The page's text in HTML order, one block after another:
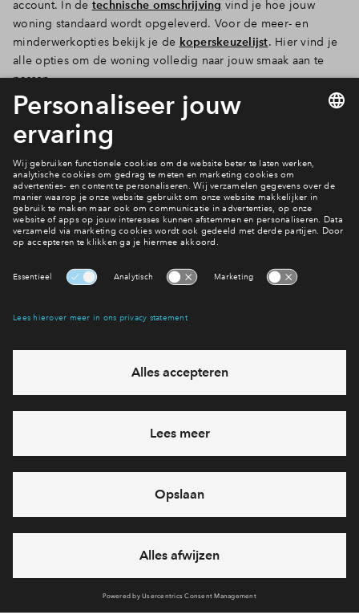
account. In de technische omschrijving vind je hoe jouw
woning standaard wordt opgeleverd. Voor de meer- en
minderwerkopties bekijk je de koperskeuzelijst. Hier vind je
alle opties om de woning volledig naar jouw smaak aan te
passen.
Bekijk de woningen
Meer weten?
Bekijk het nieuwe over Buitenvaart
Interesse? Meld je dan snel aan
Hiermee blijf je op de hoogte van het belangrijkste nieuws en
Ja, ik wil mij aanmelden
Heb je een vraag en wil je direct antwoord? Bel ons op
+31887122662
feestdagen)
vandaag gesloten, zaterdag zijn we vanaf
10:00 uur weer
bereikbaar